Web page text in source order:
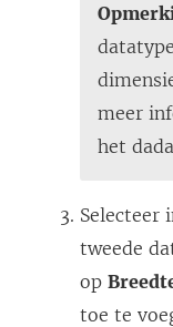
meer
het
Selecteer
tweede
op
toe te